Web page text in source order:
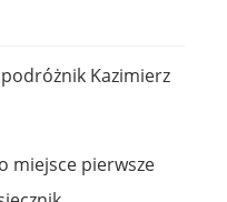
Kazimierz
miejsce pierwsze